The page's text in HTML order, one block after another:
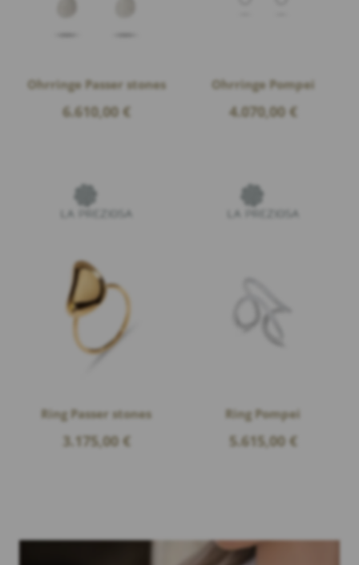
Ohrringe Passer stones
6.610,00 €
Ohrringe Pompei
4.070,00 €
Ring Passer stones
3.175,00 €
Ring Pompei
5.615,00 €